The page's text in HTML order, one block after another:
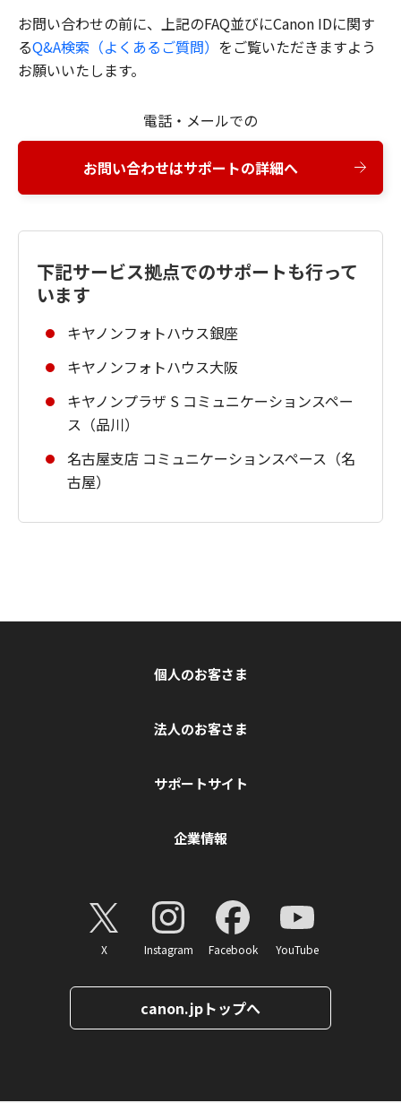
お問い合わせの前に、上記のFAQ並びにCanon IDに関す
るQ&A検索（よくあるご質問） をご覧いただきますよう
お願いいたします。
電話・メールでの
お問い合わせはサポートの詳細へ
下記サービス拠点でのサポートも行って
います
キヤノンフォトハウス銀座
キヤノンフォトハウス大阪
キヤノンプラザ S コミュニケーションスペー
ス（品川）
名古屋支店 コミュニケーションスペース（名
古屋）
個人のお客さま
法人のお客さま
サポートサイト
企業情報
X Instagram Facebook YouTube
canon.jpトップへ